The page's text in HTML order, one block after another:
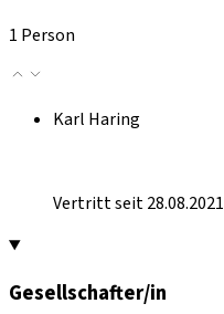
1 Person
Karl Haring
Vertritt seit 28.08.2021
Gesellschafter/in